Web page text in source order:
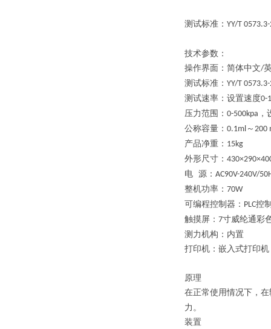
测试标准： YY/T
技术参数：
操作界面：简体中文/
测试标准： YY/T
测试速率： 设置速度0-
压力范围： 0-500kpa
公称容量： 0.1ml ～ 200
产品净重： 15kg
外形尺寸：
电 源： AC90V-240V/
整机功率： 70W
可编程控制器： PLC控
触摸屏： 7寸威纶通彩
测力机构：内置
打印机： 嵌入式打印机
原理
在正常使用情况下，
力。
装置